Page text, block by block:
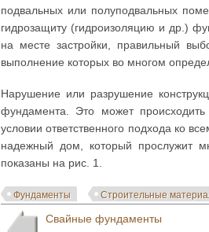
подвальных или полуподвальных
гидрозащиту (гидроизоляцию и др.)
на месте застройки, правильный
выполнение которых во многом
Нарушение или разрушение
фундамента. Это может
условии ответственного подхода ко
надежный дом, который прослужит
показаны на рис. 1.
Фундаменты Строительные
Свайные фундаменты